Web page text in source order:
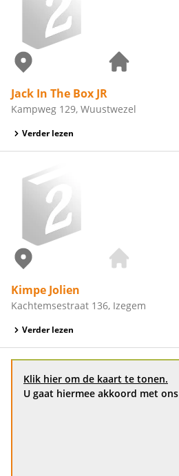
Jack In The Box JR
Kampweg 129, Wuustwezel
Verder lezen
Kimpe Jolien
Kachtemsestraat 136, Izegem
Verder lezen
Klik hier om de kaart te tonen.
U gaat hiermee akkoord met ons